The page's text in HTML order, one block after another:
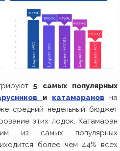
5 самых популярных
и катамарановна
средний недельный бюджет
этих лодок. Катамаран
из самых популярных
более чем 44% всех